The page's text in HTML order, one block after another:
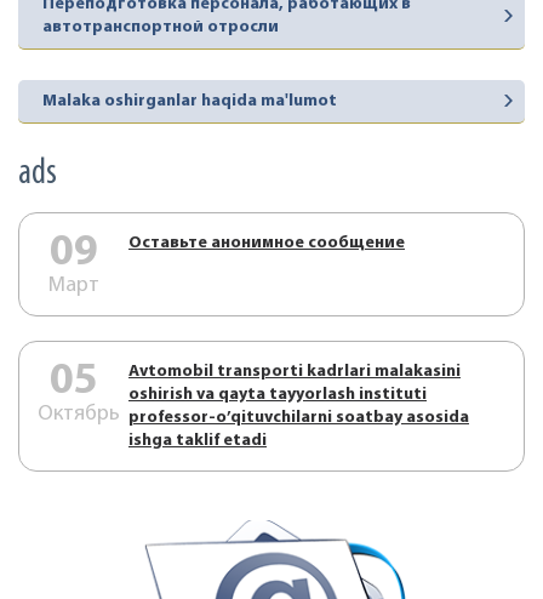
Переподготовка персонала, работающих в
автотранспортной отросли
Malaka oshirganlar haqida ma'lumot
ads
09
Март
Оставьте анонимное сообщение
05
Октябрь
Аvtоmоbil trаnspоrti kаdrlаri mаlаkаsini
оshirish vа qаytа tаyyorlаsh instituti
prоfеssоr-o’qituvchilаrni sоаtbаy аsоsidа
ishgа tаklif etаdi